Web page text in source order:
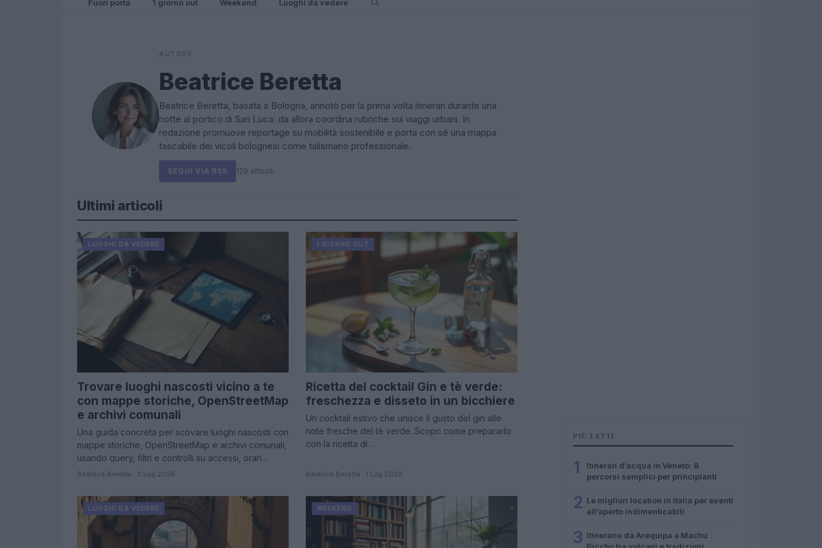
Fuori porta 1 giorno out Weekend Luoghi da vedere
AUTORE
Beatrice Beretta
Beatrice Beretta, basata a Bologna, annotò per la prima volta itinerari durante una
notte al portico di San Luca: da allora coordina rubriche sui viaggi urbani. In
redazione promuove reportage su mobilità sostenibile e porta con sé una mappa
tascabile dei vicoli bolognesi come talismano professionale.
SEGUI VIA RSS 129 articoli
Ultimi articoli
LUOGHI DA VEDERE
Trovare luoghi nascosti vicino a te
con mappe storiche, OpenStreetMap
e archivi comunali
Una guida concreta per scovare luoghi nascosti con
mappe storiche, OpenStreetMap e archivi comunali,
usando query, filtri e controlli su accessi, orari…
Beatrice Beretta · 2 Lug 2026
1 GIORNO OUT
Ricetta del cocktail Gin e tè verde:
freschezza e disseto in un bicchiere
Un cocktail estivo che unisce il gusto del gin alle
note fresche del tè verde. Scopri come prepararlo
con la ricetta di…
Beatrice Beretta · 1 Lug 2026
LUOGHI DA VEDERE WEEKEND
PIÙ LETTI
1
Itinerari d’acqua in Veneto: 8
percorsi semplici per principianti
2 Le migliori location in Italia per eventi
all’aperto indimenticabili
3 Itinerario da Arequipa a Machu